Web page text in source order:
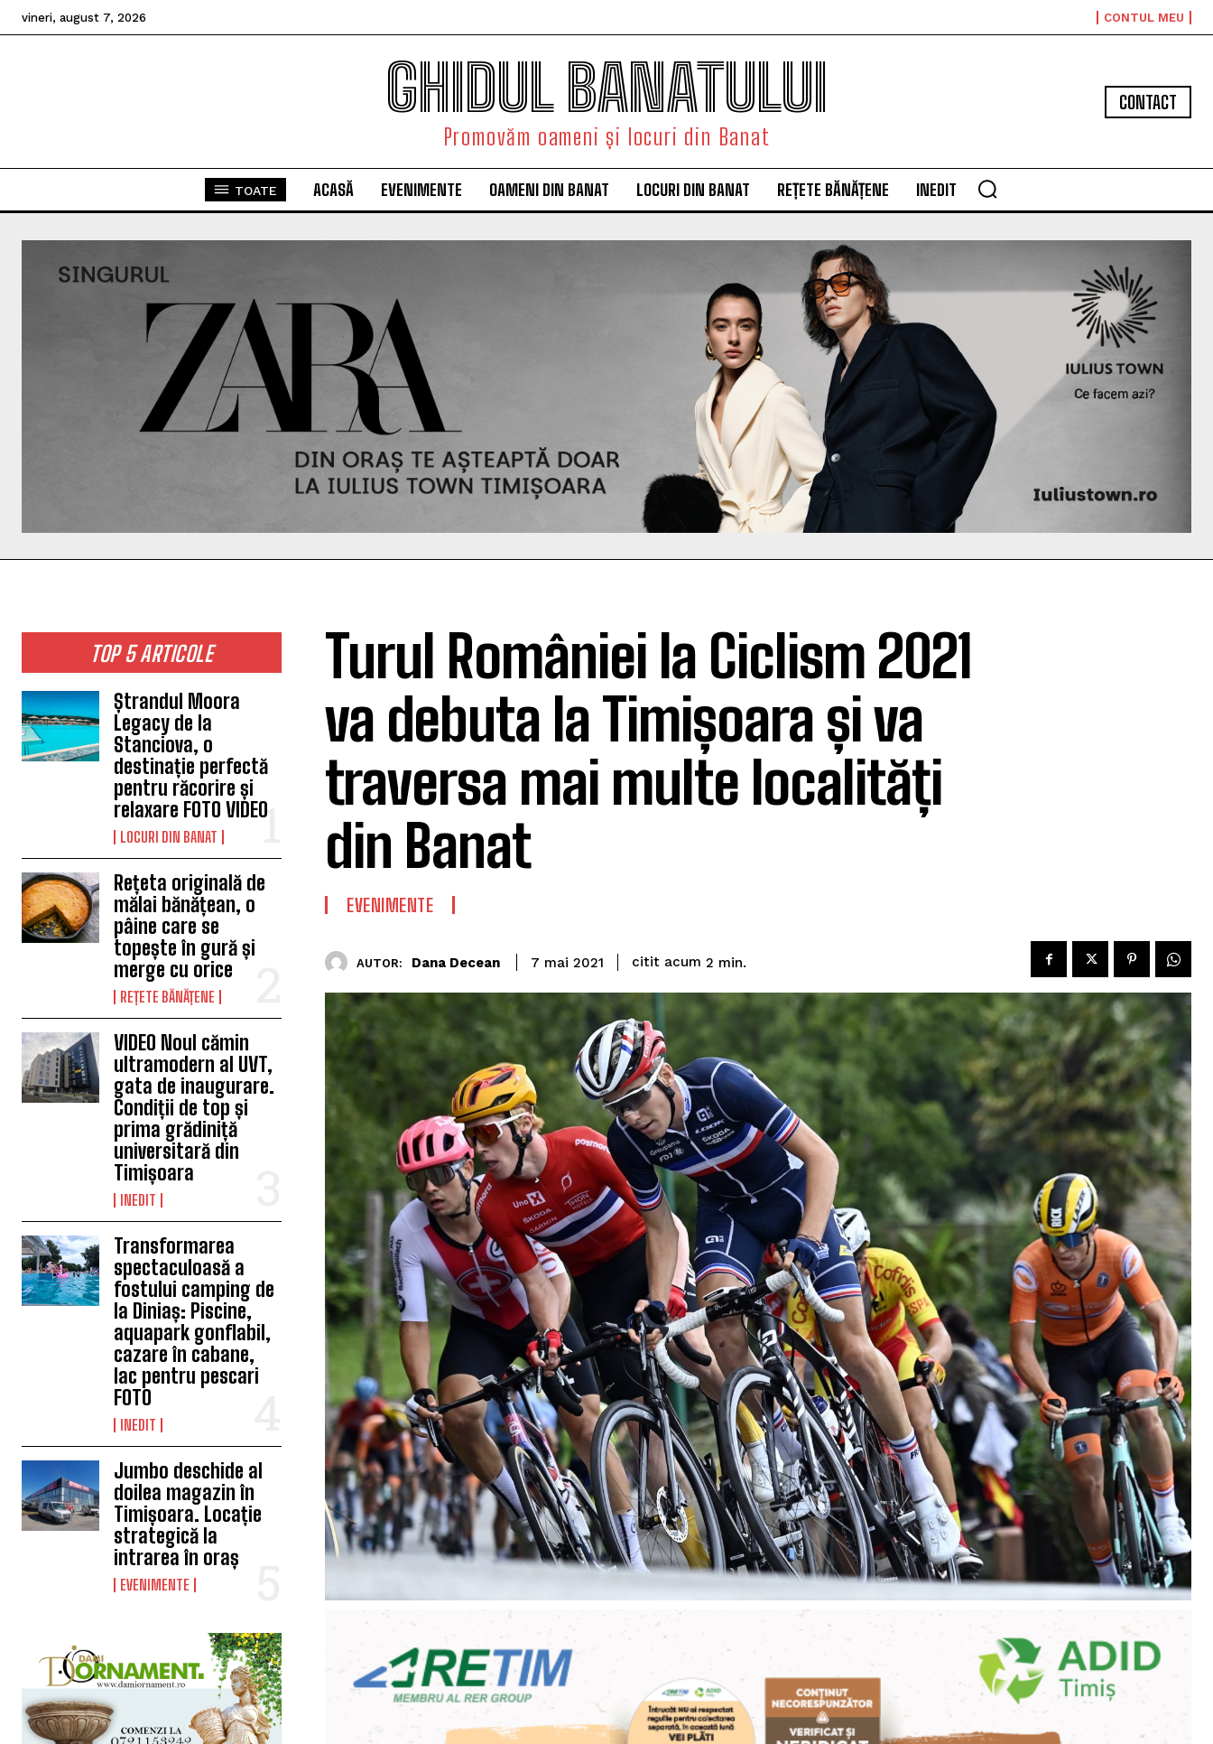
vineri, august 7, 2026 CONTUL MEU
GHIDUL BANATULUI
Promovăm oameni și locuri din Banat
CONTACT
TOATE ACASĂ EVENIMENTE OAMENI DIN BANAT LOCURI DIN BANAT REȚETE BĂNĂȚENE INEDIT
TOP 5 ARTICOLE
Ștrandul Moora
Legacy de la
Stanciova, o
destinație perfectă
pentru răcorire și
relaxare FOTO VIDEO
LOCURI DIN BANAT
Rețeta originală de
mălai bănățean, o
pâine care se
topește în gură și
merge cu orice
REȚETE BĂNĂȚENE
VIDEO Noul cămin
ultramodern al UVT,
gata de inaugurare.
Condiții de top și
prima grădiniță
universitară din
Timișoara
INEDIT
Transformarea
spectaculoasă a
fostului camping de
la Diniaș: Piscine,
aquapark gonflabil,
cazare în cabane,
lac pentru pescari
FOTO
INEDIT
Jumbo deschide al
doilea magazin în
Timișoara. Locație
strategică la
intrarea în oraș
EVENIMENTE
Turul României la Ciclism 2021
va debuta la Timișoara și va
traversa mai multe localități
din Banat
EVENIMENTE
AUTOR: Dana Decean 7 mai 2021 citit acum 2 min.